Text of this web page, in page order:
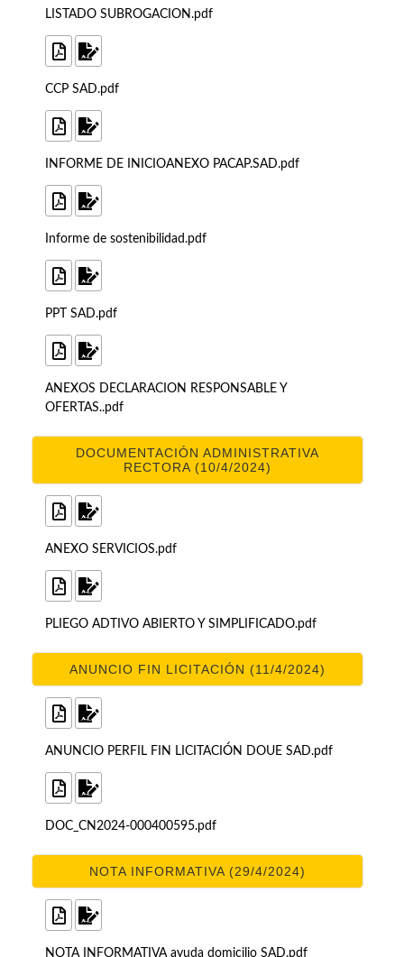
LISTADO SUBROGACION.pdf
CCP SAD.pdf
INFORME DE INICIOANEXO PACAP.SAD.pdf
Informe de sostenibilidad.pdf
PPT SAD.pdf
ANEXOS DECLARACION RESPONSABLE Y
OFERTAS..pdf
DOCUMENTACIÓN ADMINISTRATIVA
RECTORA (10/4/2024)
ANEXO SERVICIOS.pdf
PLIEGO ADTIVO ABIERTO Y SIMPLIFICADO.pdf
ANUNCIO FIN LICITACIÓN (11/4/2024)
ANUNCIO PERFIL FIN LICITACIÓN DOUE SAD.pdf
DOC_CN2024-000400595.pdf
NOTA INFORMATIVA (29/4/2024)
NOTA INFORMATIVA ayuda domicilio SAD.pdf